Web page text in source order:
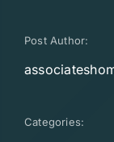
Post Author:
Categories: